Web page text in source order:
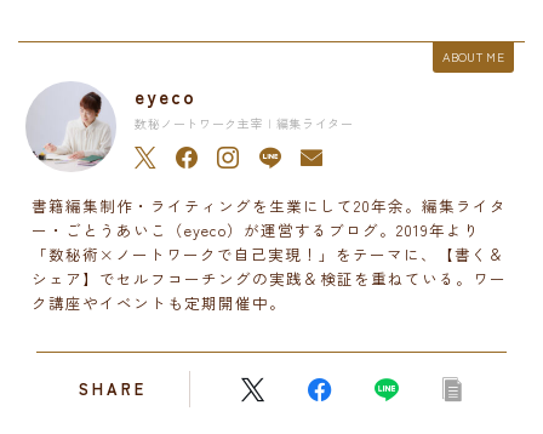
ABOUT ME
eyeco
数秘ノートワーク主宰 | 編集ライター
書籍編集制作・ライティングを生業にして20年余。編集ライタ
ー・ごとうあいこ（eyeco）が運営するブログ。2019年より
「数秘術×ノートワークで自己実現！」をテーマに、【書く＆
シェア】でセルフコーチングの実践＆検証を重ねている。ワー
ク講座やイベントも定期開催中。
SHARE